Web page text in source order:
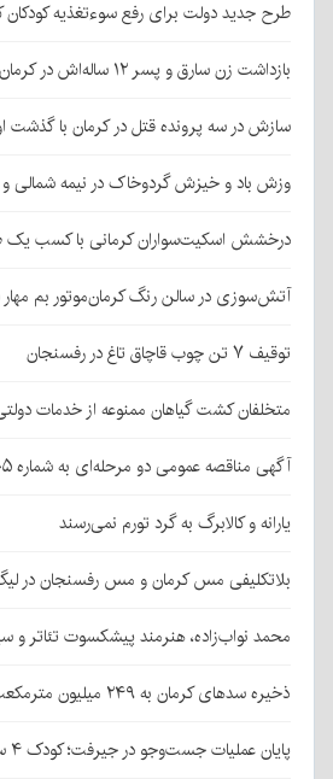
طرح جدید دولت برای رفع سوءتغذیه کودکان
بازداشت زن سارق و پسر ۱۲ ساله‌اش در کرمان
سازش در سه پرونده قتل در کرمان با گذشت
وزش باد و خیزش گردوخاک در نیمه شمالی
درخشش اسکیت‌سواران کرمانی با کسب یک
آتش‌سوزی در سالن رنگ کرمان‌موتور بم
توقیف ۷ تن چوب قاچاق تاغ در رفسنجان
متخلفان کشت گیاهان ممنوعه از خدمات
آگهی مناقصه عمومی دو مرحله‌ای به شماره ۰۵-۱۴۰۵ (تجدید اول)
یارانه و کالابرگ به گرد تورم نمی‌رسند
بلاتکلیفی مس کرمان و مس رفسنجان در
محمد نواب‌زاده، هنرمند پیشکسوت تئاتر و
ذخیره سدهای کرمان به ۲۴۹ میلیون مترمکعب رسید
پایان عملیات جست‌وجو در جیرفت؛ کودک ۴ ساله دلفاردی پیدا شد